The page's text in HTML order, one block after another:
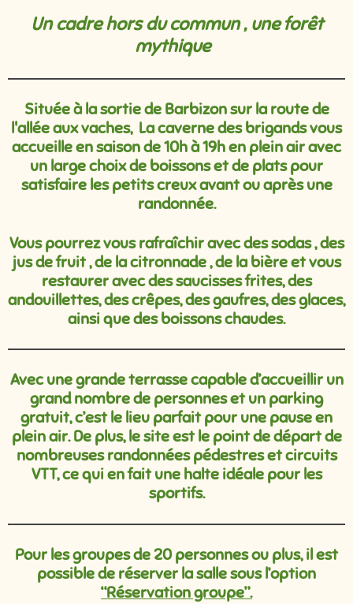
Un cadre hors du commun , une forêt
mythique
Située à la sortie de Barbizon sur la route de
l'allée aux vaches, La caverne des brigands vous
accueille en saison de 10h à 19h en plein air avec
un large choix de boissons et de plats pour
satisfaire les petits creux avant ou après une
randonnée.
Vous pourrez vous rafraîchir avec des sodas , des
jus de fruit , de la citronnade , de la bière et vous
restaurer avec des saucisses frites, des
andouillettes, des crêpes, des gaufres, des glaces,
ainsi que des boissons chaudes.
Avec une grande terrasse capable d’accueillir un
grand nombre de personnes et un parking
gratuit, c’est le lieu parfait pour une pause en
plein air. De plus, le site est le point de départ de
nombreuses randonnées pédestres et circuits
VTT, ce qui en fait une halte idéale pour les
sportifs.
Pour les groupes de 20 personnes ou plus, il est
possible de réserver la salle sous l’option
“Réservation groupe”.